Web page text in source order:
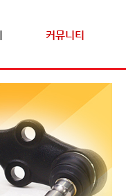
커뮤니티